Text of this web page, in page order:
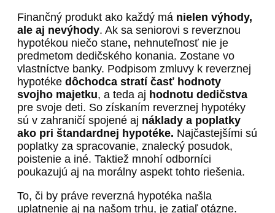
Finančný produkt ako každý má nielen výhody,
ale aj nevýhody. Ak sa seniorovi s reverznou
hypotékou niečo stane, nehnuteľnosť nie je
predmetom dedičského konania. Zostane vo
vlastníctve banky. Podpisom zmluvy k reverznej
hypotéke dôchodca stratí časť hodnoty
svojho majetku, a teda aj hodnotu dedičstva
pre svoje deti. So získaním reverznej hypotéky
sú v zahraničí spojené aj náklady a poplatky
ako pri štandardnej hypotéke. Najčastejšími sú
poplatky za spracovanie, znalecký posudok,
poistenie a iné. Taktiež mnohí odborníci
poukazujú aj na morálny aspekt tohto riešenia.
To, či by práve reverzná hypotéka našla
uplatnenie aj na našom trhu, je zatiaľ otázne.